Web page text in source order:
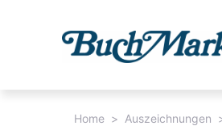
Home > Auszeichnungen